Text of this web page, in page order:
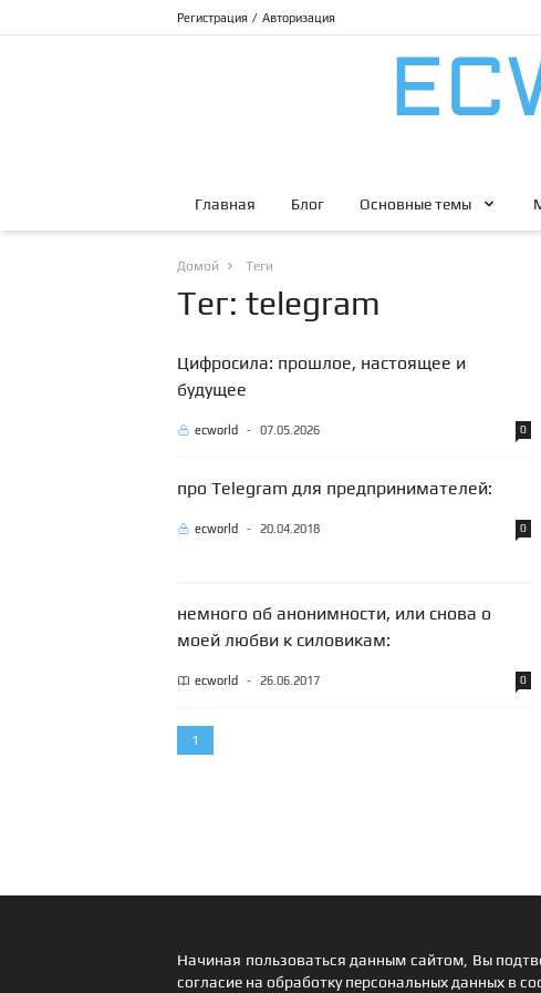
Регистрация / Авторизация
Главная Блог Основные темы
Домой Теги
Тег: telegram
Цифросила: прошлое, настоящее и
будущее
ecworld - 07.05.2026 0
про Telegram для предпринимателей:
ecworld - 20.04.2018 0
немного об анонимности, или снова о
моей любви к силовикам:
ecworld - 26.06.2017 0
1
Начиная пользоваться данным сайтом, Вы
согласие на обработку персональных данных в